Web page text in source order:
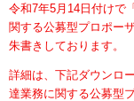
令和7年5月14日付けで
関する公募型プロポー
朱書きしております。
詳細は、下記ダウンロ
達業務に関する公募型